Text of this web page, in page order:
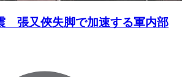
張又俠失脚で加速する軍内部